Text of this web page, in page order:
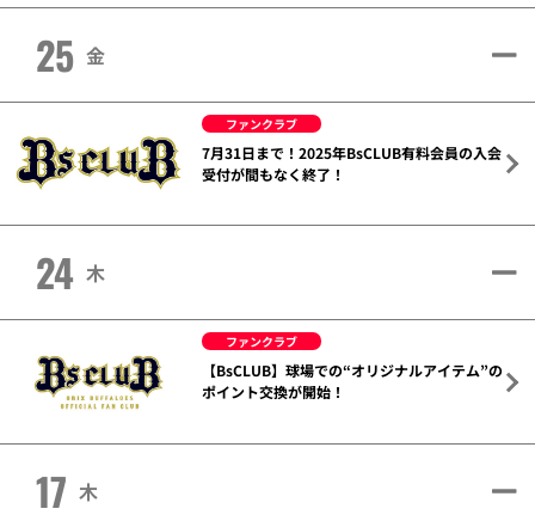
25 金
ファンクラブ
7月31日まで！2025年BsCLUB有料会員の入会
受付が間もなく終了！
24 木
ファンクラブ
【BsCLUB】球場での“オリジナルアイテム”の
ポイント交換が開始！
17 木